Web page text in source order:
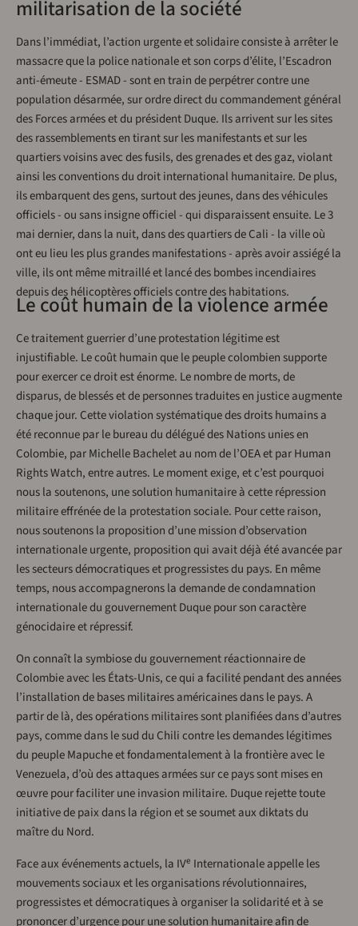
militarisation de la société
Dans l’immédiat, l’action urgente et solidaire consiste à arrêter le
massacre que la police nationale et son corps d’élite, l’Escadron
anti-émeute - ESMAD - sont en train de perpétrer contre une
population désarmée, sur ordre direct du commandement général
des Forces armées et du président Duque. Ils arrivent sur les sites
des rassemblements en tirant sur les manifestants et sur les
quartiers voisins avec des fusils, des grenades et des gaz, violant
ainsi les conventions du droit international humanitaire. De plus,
ils embarquent des gens, surtout des jeunes, dans des véhicules
officiels - ou sans insigne officiel - qui disparaissent ensuite. Le 3
mai dernier, dans la nuit, dans des quartiers de Cali - la ville où
ont eu lieu les plus grandes manifestations - après avoir assiégé la
ville, ils ont même mitraillé et lancé des bombes incendiaires
depuis des hélicoptères officiels contre des habitations.
Le coût humain de la violence armée
Ce traitement guerrier d’une protestation légitime est
injustifiable. Le coût humain que le peuple colombien supporte
pour exercer ce droit est énorme. Le nombre de morts, de
disparus, de blessés et de personnes traduites en justice augmente
chaque jour. Cette violation systématique des droits humains a
été reconnue par le bureau du délégué des Nations unies en
Colombie, par Michelle Bachelet au nom de l’OEA et par Human
Rights Watch, entre autres. Le moment exige, et c’est pourquoi
nous la soutenons, une solution humanitaire à cette répression
militaire effrénée de la protestation sociale. Pour cette raison,
nous soutenons la proposition d’une mission d’observation
internationale urgente, proposition qui avait déjà été avancée par
les secteurs démocratiques et progressistes du pays. En même
temps, nous accompagnerons la demande de condamnation
internationale du gouvernement Duque pour son caractère
génocidaire et répressif.
On connaît la symbiose du gouvernement réactionnaire de
Colombie avec les États-Unis, ce qui a facilité pendant des années
l’installation de bases militaires américaines dans le pays. A
partir de là, des opérations militaires sont planifiées dans d’autres
pays, comme dans le sud du Chili contre les demandes légitimes
du peuple Mapuche et fondamentalement à la frontière avec le
Venezuela, d’où des attaques armées sur ce pays sont mises en
œuvre pour faciliter une invasion militaire. Duque rejette toute
initiative de paix dans la région et se soumet aux diktats du
maître du Nord.
Face aux événements actuels, la IVe Internationale appelle les
mouvements sociaux et les organisations révolutionnaires,
progressistes et démocratiques à organiser la solidarité et à se
prononcer d’urgence pour une solution humanitaire afin de